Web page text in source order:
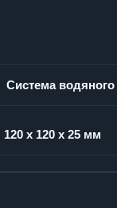
Система
120 x 120 x 25 мм